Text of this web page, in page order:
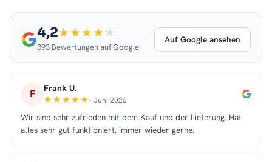
4,2
393 Bewertungen auf Google
Auf Google ansehen
F Frank U.
· Juni 2026
Wir sind sehr zufrieden mit dem Kauf und der Lieferung. Hat
alles sehr gut funktioniert, immer wieder gerne.